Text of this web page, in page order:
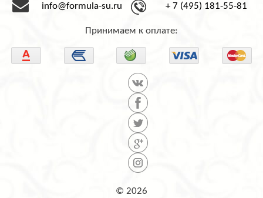
info@formula-su.ru + 7 (495) 181-55-81
Принимаем к оплате:
© 2026